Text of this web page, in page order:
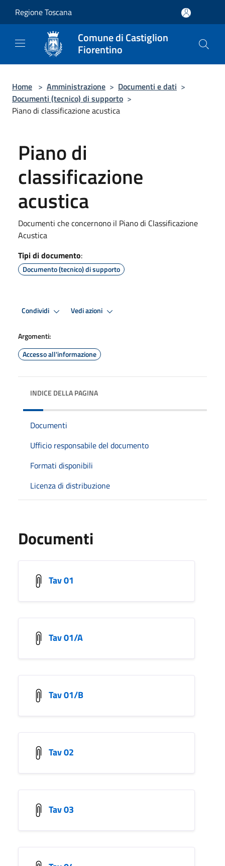
Regione Toscana
Comune di Castiglion
Fiorentino
Home > Amministrazione > Documenti e dati >
Documenti (tecnico) di supporto >
Piano di classificazione acustica
Piano di
classificazione
acustica
Documenti che concernono il Piano di Classificazione
Acustica
Tipi di documento:
Documento (tecnico) di supporto
Condividi Vedi azioni
Argomenti:
Accesso all'informazione
INDICE DELLA PAGINA
Documenti
Ufficio responsabile del documento
Formati disponibili
Licenza di distribuzione
Documenti
Tav 01
Tav 01/A
Tav 01/B
Tav 02
Tav 03